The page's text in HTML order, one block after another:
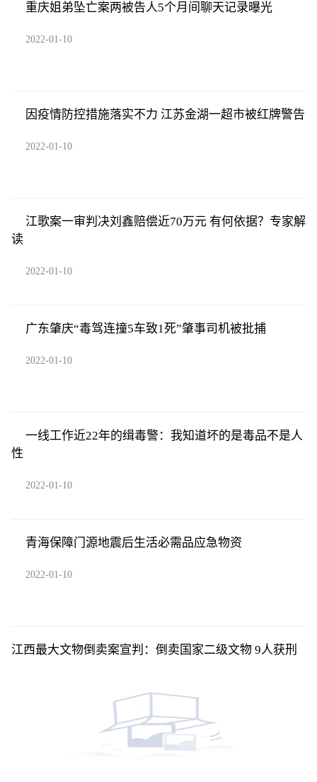
重庆姐弟坠亡案两被告人5个月间聊天记录曝光
2022-01-10
因疫情防控措施落实不力 江苏金湖一超市被红牌警告
2022-01-10
江歌案一审判决刘鑫赔偿近70万元 有何依据？专家解
读
2022-01-10
广东肇庆“毒驾连撞5车致1死”肇事司机被批捕
2022-01-10
一线工作近22年的缉毒警：我知道坏的是毒品不是人
性
2022-01-10
青海保障门源地震后生活必需品应急物资
2022-01-10
江西最大文物倒卖案宣判：倒卖国家二级文物 9人获刑